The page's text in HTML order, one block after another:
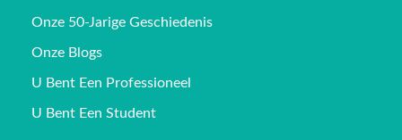
Onze 50-Jarige Geschiedenis
Onze Blogs
U Bent Een Professioneel
U Bent Een Student